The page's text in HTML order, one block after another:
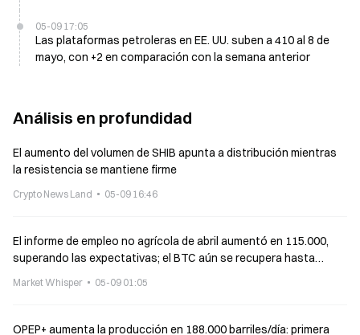
05-09 17:05
Las plataformas petroleras en EE. UU. suben a 410 al 8 de
mayo, con +2 en comparación con la semana anterior
Análisis en profundidad
El aumento del volumen de SHIB apunta a distribución mientras
la resistencia se mantiene firme
Crypto News Land 05-09 16:46
El informe de empleo no agrícola de abril aumentó en 115.000,
superando las expectativas; el BTC aún se recupera hasta
Market Whisper 05-09 01:05
OPEP+ aumenta la producción en 188.000 barriles/día: primera